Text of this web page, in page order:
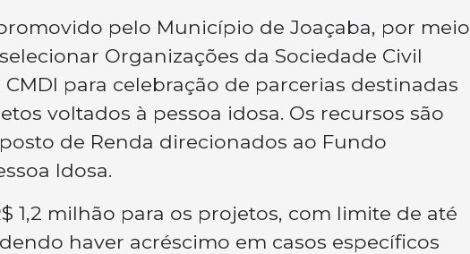
pelo Município de Joaçaba, por meio
Organizações da Sociedade Civil
para celebração de parcerias destinadas
voltados à pessoa idosa. Os recursos são
de Renda direcionados ao Fundo
Idosa.
1,2 milhão para os projetos, com limite de até
haver acréscimo em casos específicos